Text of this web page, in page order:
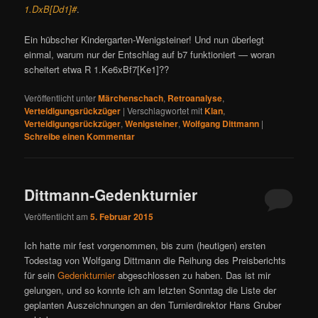
1.DxB[Dd1]#.
Ein hübscher Kindergarten-Wenigsteiner! Und nun überlegt
einmal, warum nur der Entschlag auf b7 funktioniert — woran
scheitert etwa R 1.Ke6xBf7[Ke1]??
Veröffentlicht unterMärchenschach, Retroanalyse,
Verteidigungsrückzüger |Verschlagwortet mitKlan,
Verteidigungsrückzüger,Wenigsteiner,Wolfgang Dittmann |
Schreibe einen Kommentar
Dittmann-Gedenkturnier
Veröffentlicht am5. Februar 2015
Ich hatte mir fest vorgenommen, bis zum (heutigen) ersten
Todestag von Wolfgang Dittmann die Reihung des Preisberichts
für seinGedenkturnierabgeschlossen zu haben. Das ist mir
gelungen, und so konnte ich am letzten Sonntag die Liste der
geplanten Auszeichnungen an den Turnierdirektor Hans Gruber